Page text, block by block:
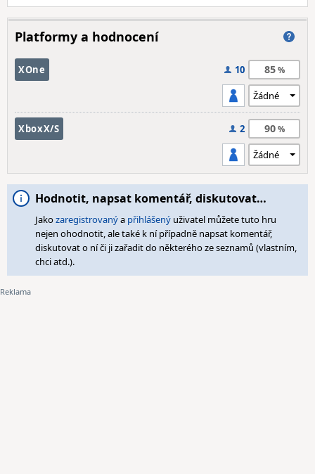
Platformy a hodnocení
XOne 10 85
XboxX/S 2 90
Hodnotit, napsat komentář, diskutovat…
Jakozaregistrovanýa přihlášený uživatel můžete tuto hru
nejen ohodnotit, ale také k ní případně napsat komentář,
diskutovat o ní či ji zařadit do některého ze seznamů (vlastním,
chci atd.).